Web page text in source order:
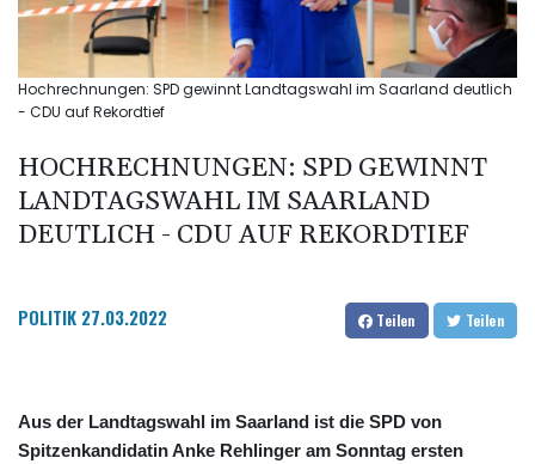
Hochrechnungen: SPD gewinnt Landtagswahl im Saarland deutlich
- CDU auf Rekordtief
HOCHRECHNUNGEN: SPD GEWINNT
LANDTAGSWAHL IM SAARLAND
DEUTLICH - CDU AUF REKORDTIEF
POLITIK 27.03.2022 Teilen Teilen
Aus der Landtagswahl im Saarland ist die SPD von
Spitzenkandidatin Anke Rehlinger am Sonntag ersten